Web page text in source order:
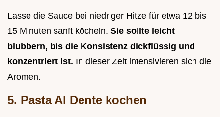
Lasse die Sauce bei niedriger Hitze für etwa 12 bis
15 Minuten sanft köcheln. Sie sollte leicht
blubbern, bis die Konsistenz dickflüssig und
konzentriert ist. In dieser Zeit intensivieren sich die
Aromen.
5. Pasta Al Dente kochen